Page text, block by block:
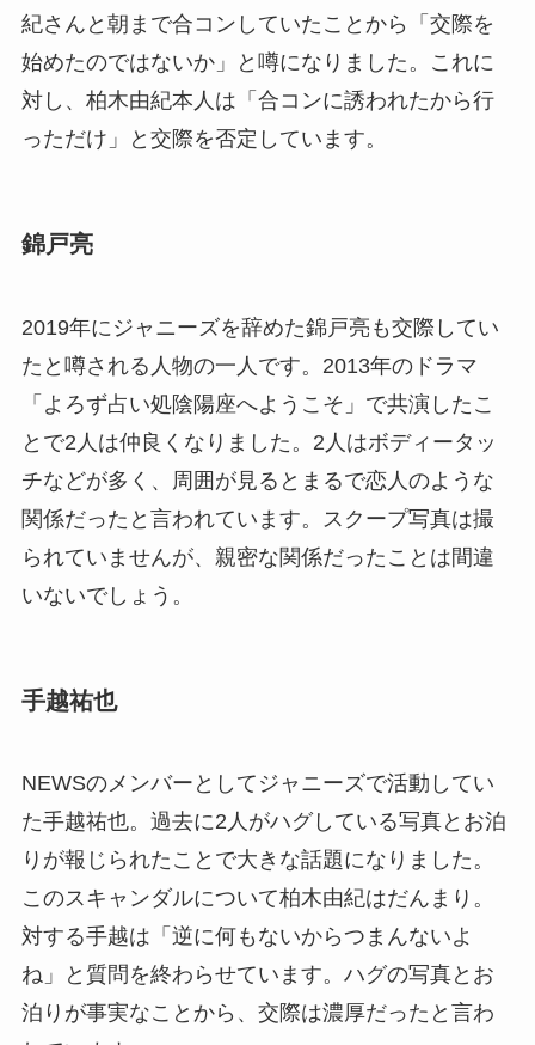
紀さんと朝まで合コンしていたことから「交際を
始めたのではないか」と噂になりました。これに
対し、柏木由紀本人は「合コンに誘われたから行
っただけ」と交際を否定しています。
錦戸亮
2019年にジャニーズを辞めた錦戸亮も交際してい
たと噂される人物の一人です。 2013年のドラマ
「よろず占い処陰陽座へようこそ」で共演したこ
とで2 人は仲良くなりました。 2 人はボディータッ
チなどが多く、周囲が見るとまるで恋人のような
関係だったと言われています。スクープ写真は撮
られていませんが、親密な関係だったことは間違
いないでしょう。
手越祐也
NEWSのメンバーとしてジャニーズで活動してい
た手越祐也。過去に2 人がハグしている写真とお泊
りが報じられたことで大きな話題になりました。
このスキャンダルについて柏木由紀はだんまり。
対する手越は「逆に何もないからつまんないよ
ね」と質問を終わらせています。ハグの写真とお
泊りが事実なことから、交際は濃厚だったと言わ